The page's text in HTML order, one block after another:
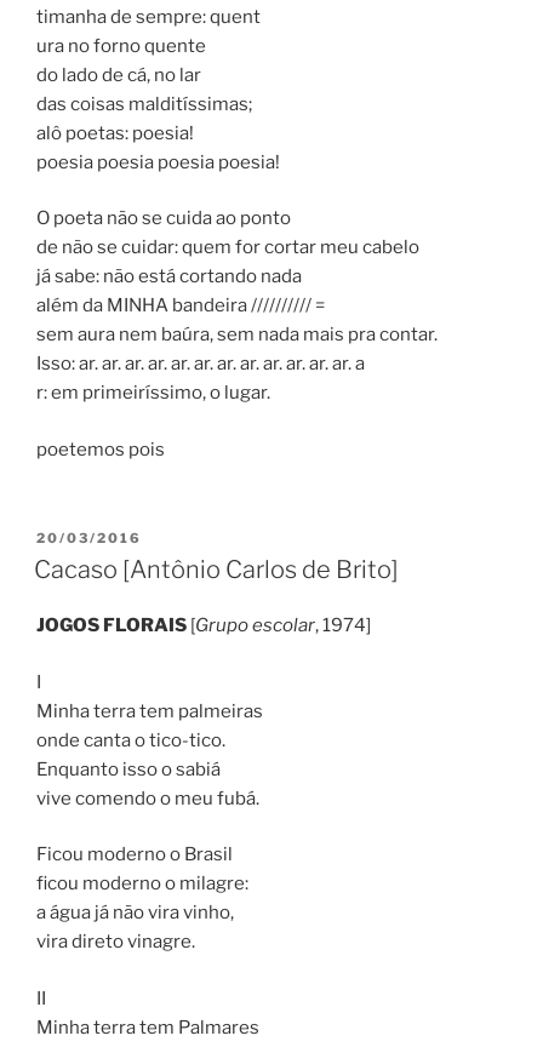
timanha de sempre: quent
ura no forno quente
do lado de cá, no lar
das coisas malditíssimas;
alô poetas: poesia!
poesia poesia poesia poesia!
O poeta não se cuida ao ponto
de não se cuidar: quem for cortar meu cabelo
já sabe: não está cortando nada
além da MINHA bandeira ////////// =
sem aura nem baúra, sem nada mais pra contar.
Isso: ar. ar. ar. ar. ar. ar. ar. ar. ar. ar. ar. ar. a
r: em primeiríssimo, o lugar.
poetemos pois
PUBLICADO
EM
20/03/2016
Cacaso [Antônio Carlos de Brito]
JOGOS FLORAIS [Grupo escolar, 1974]
I
Minha terra tem palmeiras
onde canta o tico-tico.
Enquanto isso o sabiá
vive comendo o meu fubá.
Ficou moderno o Brasil
ficou moderno o milagre:
a água já não vira vinho,
vira direto vinagre.
II
Minha terra tem Palmares